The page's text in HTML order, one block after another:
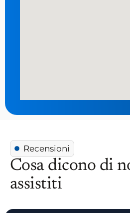
Recensioni
Cosa dicono di
assistiti